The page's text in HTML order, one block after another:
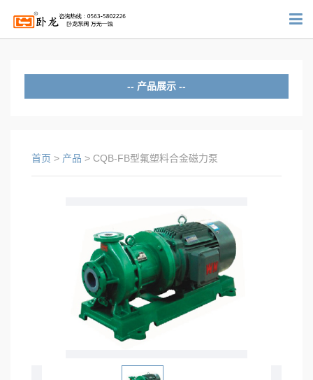
产品展示
IMD型氟塑料合金磁力泵
FSB型氟塑料合金离心泵
IHF型氟塑料合金离心泵
ZMD氟塑料自吸式磁力泵
FZB型氟塑料合金自吸泵
UHB-ZK砂浆泵
MFY-I耐磨耐腐泵
首页 > 产品 > CQB-FB型氟塑料合金磁力泵